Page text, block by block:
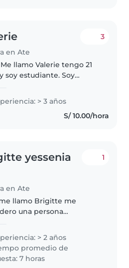
en Ate
3
llamo Valerie tengo 21
soy estudiante. Soy
pequeños, me encanta
tiempo con ellos. Se
> 3 años
S/ 10.00/hora
yessenia
en Ate
1
llamo Brigitte me
una persona
. Me gusta los bebes
pendiente.
> 2 años
promedio de
7 horas